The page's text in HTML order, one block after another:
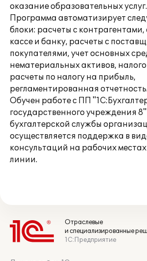
оказание образовательных услуг.
Программа автоматизирует
блоки: расчеты с
кассе и банку, расчеты с
покупателями, учет основных
нематериальных активов,
расчеты по налогу на прибыль,
регламентированная
Обучен работе с ПП
государственного учреждения
бухгалтерской службы
осуществляется поддержка в
консультаций на рабочих местах
линии.
Отраслевые
и специализированные
1С:Предприятие